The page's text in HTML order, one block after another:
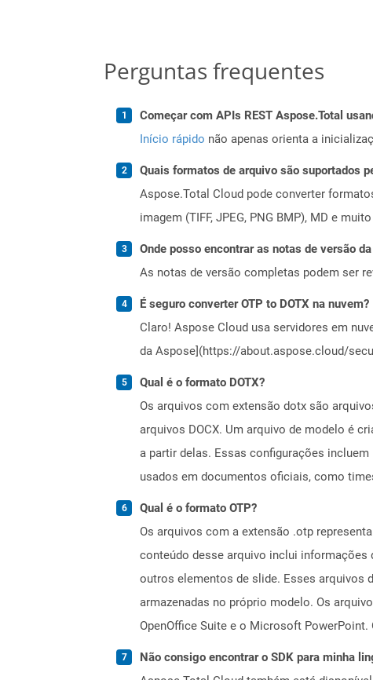
Perguntas frequentes
Começar com APIs REST Aspose.Total
Início rápido não apenas orienta a
Quais formatos de arquivo são suportados
Aspose.Total Cloud pode converter
imagem (TIFF, JPEG, PNG BMP), MD e
Onde posso encontrar as notas de versão
As notas de versão completas podem ser
É seguro converter OTP to DOTX na nuvem?
Claro! Aspose Cloud usa servidores em
da Aspose](https://about.aspose.cloud/
Qual é o formato DOTX?
Os arquivos com extensão dotx são
arquivos DOCX. Um arquivo de modelo é
a partir delas. Essas configurações
usados ​​em documentos oficiais, como
Qual é o formato OTP?
Os arquivos com a extensão .otp
conteúdo desse arquivo inclui
outros elementos de slide. Esses arquivos
armazenadas no próprio modelo. Os
OpenOffice Suite e o Microsoft
Não consigo encontrar o SDK para minha